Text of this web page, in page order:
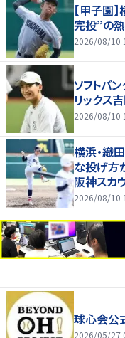
【甲子園
完投”の熱
2026/08/10
ソフトバ
リックス
2026/08/10
横浜・織
な投げ方
阪神スカ
ラス」
2026/08/10
球心会公
2026/05/27